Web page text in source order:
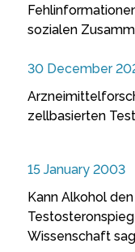
sozialen
30 December
zellbasierten
15 January 2003
Kann Alkohol den
Wissenschaft